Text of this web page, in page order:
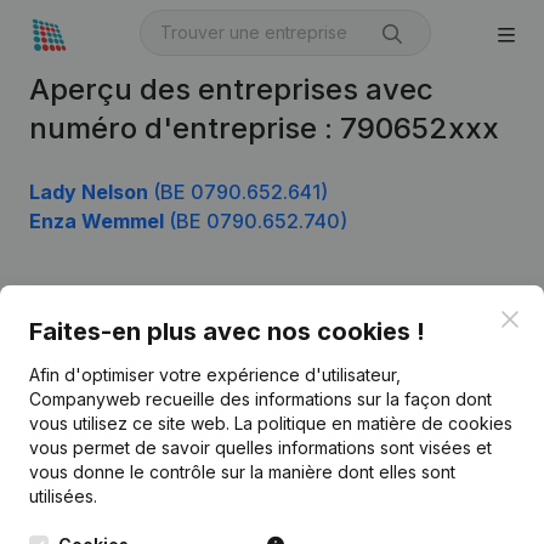
Aperçu des entreprises avec
numéro d'entreprise : 790652xxx
Lady Nelson (BE 0790.652.641)
Enza Wemmel (BE 0790.652.740)
Faites-en plus avec nos cookies !
Afin d'optimiser votre expérience d'utilisateur,
Companyweb recueille des informations sur la façon dont
vous utilisez ce site web. La politique en matière de cookies
vous permet de savoir quelles informations sont visées et
vous donne le contrôle sur la manière dont elles sont
utilisées.
Français
Kantorenpark Everest
248D,
Monitoring
Recherche internationale